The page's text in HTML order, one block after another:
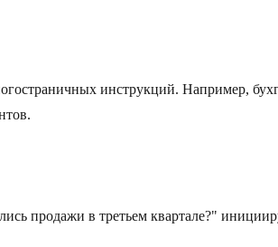
инструкций. Например,
продажи в третьем квартале?"